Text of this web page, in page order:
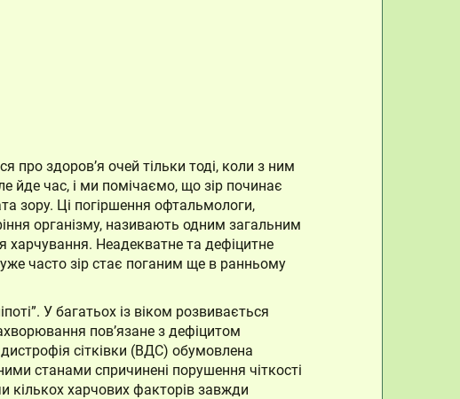
здоров’я очей тільки тоді, коли з ним
йде час, і ми помічаємо, що зір починає
зору. Ці погіршення офтальмологи,
організму, називають одним загальним
харчування. Неадекватне та дефіцитне
часто зір стає поганим ще в ранньому
У багатьох із віком розвивається
пов’язане з дефіцитом
сітківки (ВДС) обумовлена
станами спричинені порушення чіткості
кількох харчових факторів завжди